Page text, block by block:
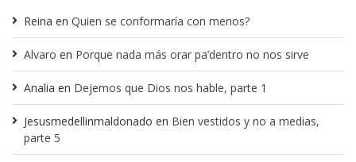
Reina en Quien se conformaría con menos?
Alvaro en Porque nada más orar pa’dentro no nos sirve
Analia en Dejemos que Dios nos hable, parte 1
Jesusmedellinmaldonado en Bien vestidos y no a medias,
parte 5